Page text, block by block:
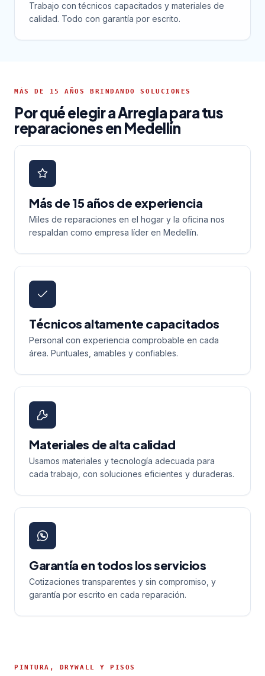
Trabajo con técnicos capacitados y materiales de
calidad. Todo con garantía por escrito.
MÁS DE 15 AÑOS BRINDANDO SOLUCIONES
Por qué elegir a Arregla para tus
reparaciones en Medellín
Más de 15 años de experiencia
Miles de reparaciones en el hogar y la oficina nos
respaldan como empresa líder en Medellín.
Técnicos altamente capacitados
Personal con experiencia comprobable en cada
área. Puntuales, amables y confiables.
Materiales de alta calidad
Usamos materiales y tecnología adecuada para
cada trabajo, con soluciones eficientes y duraderas.
Garantía en todos los servicios
Cotizaciones transparentes y sin compromiso, y
garantía por escrito en cada reparación.
PINTURA, DRYWALL Y PISOS